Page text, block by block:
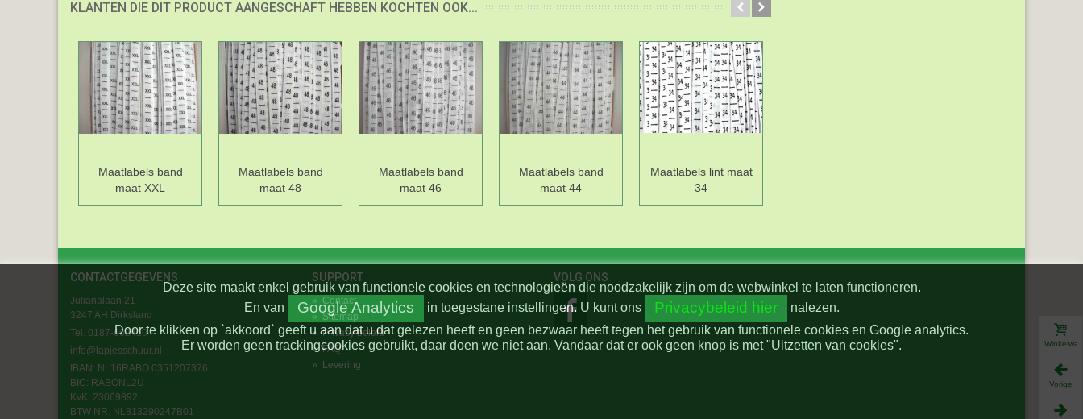
KLANTEN DIE DIT PRODUCT AANGESCHAFT HEBBEN KOCHTEN OOK...
Maatlabels band
maat XXL
Maatlabels band
maat 48
Maatlabels band
maat 46
Maatlabels band
maat 44
Maatlabels lint maat
34
CONTACTGEGEVENS
Julianalaan 21
3247 AH Dirksland
Tel. 0187-602410
info@lapjesschuur.nl
IBAN: NL16RABO 0351207376
BIC: RABONL2U
KvK: 23069892
BTW NR. NL813290247B01
SUPPORT
» Contact
» Sitemap
»Privacy beleid
»FAQ
»
Levering
VOLG ONS
Deze site maakt enkel gebruik van functionele cookies en technologieën die noodzakelijk zijn om de webwinkel te laten functioneren.
En van Google Analytics in toegestane instellingen. U kunt ons Privacybeleid hier
nalezen.
Door te klikken op `akkoord` geeft u aan dat u dat gelezen heeft en geen bezwaar heeft tegen het gebruik van functionele cookies en Google analytics.
Er worden geen trackingcookies gebruikt, daar doen we niet aan. Vandaar dat er ook geen knop is met "Uitzetten van cookies".
Vorige